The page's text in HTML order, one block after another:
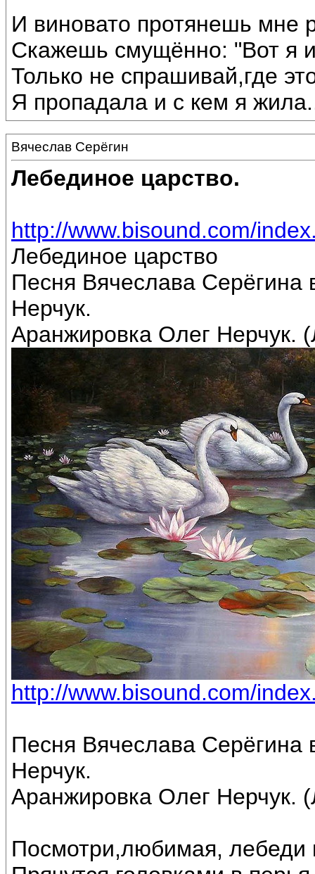
И виновато протянешь мне
Скажешь смущённо: "Вот я
Только не спрашивай,где
Я пропадала и с кем я
Вячеслав Серёгин
Лебединое царство.
http://www.bisound.com/
Лебединое царство
Песня Вячеслава
Нерчук.
Аранжировка Олег Нерчук.
http://www.bisound.com/
Песня Вячеслава
Нерчук.
Аранжировка Олег Нерчук.
Посмотри,любимая, лебеди